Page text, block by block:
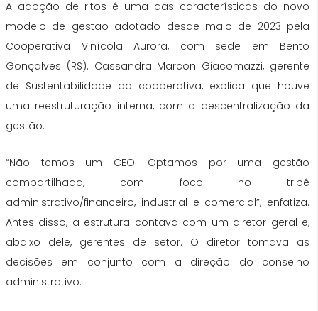
A adoção de ritos é uma das características do novo
modelo de gestão adotado desde maio de 2023 pela
Cooperativa Vinícola Aurora, com sede em Bento
Gonçalves (RS). Cassandra Marcon Giacomazzi, gerente
de Sustentabilidade da cooperativa, explica que houve
uma reestruturação interna, com a descentralização da
gestão.
“Não temos um CEO. Optamos por uma gestão
compartilhada, com foco no tripé
administrativo/financeiro, industrial e comercial”, enfatiza.
Antes disso, a estrutura contava com um diretor geral e,
abaixo dele, gerentes de setor. O diretor tomava as
decisões em conjunto com a direção do conselho
administrativo.